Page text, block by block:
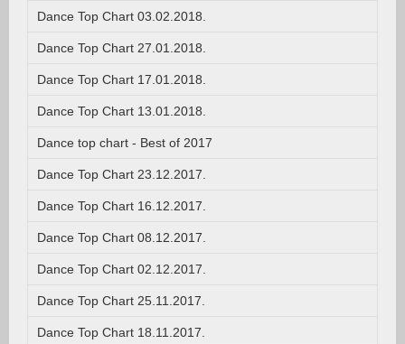
Dance Top Chart 03.02.2018.
Dance Top Chart 27.01.2018.
Dance Top Chart 17.01.2018.
Dance Top Chart 13.01.2018.
Dance top chart - Best of 2017
Dance Top Chart 23.12.2017.
Dance Top Chart 16.12.2017.
Dance Top Chart 08.12.2017.
Dance Top Chart 02.12.2017.
Dance Top Chart 25.11.2017.
Dance Top Chart 18.11.2017.